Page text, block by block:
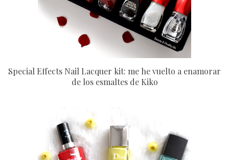
Special Effects Nail Lacquer kit: me he vuelto a enamorar
de los esmaltes de Kiko